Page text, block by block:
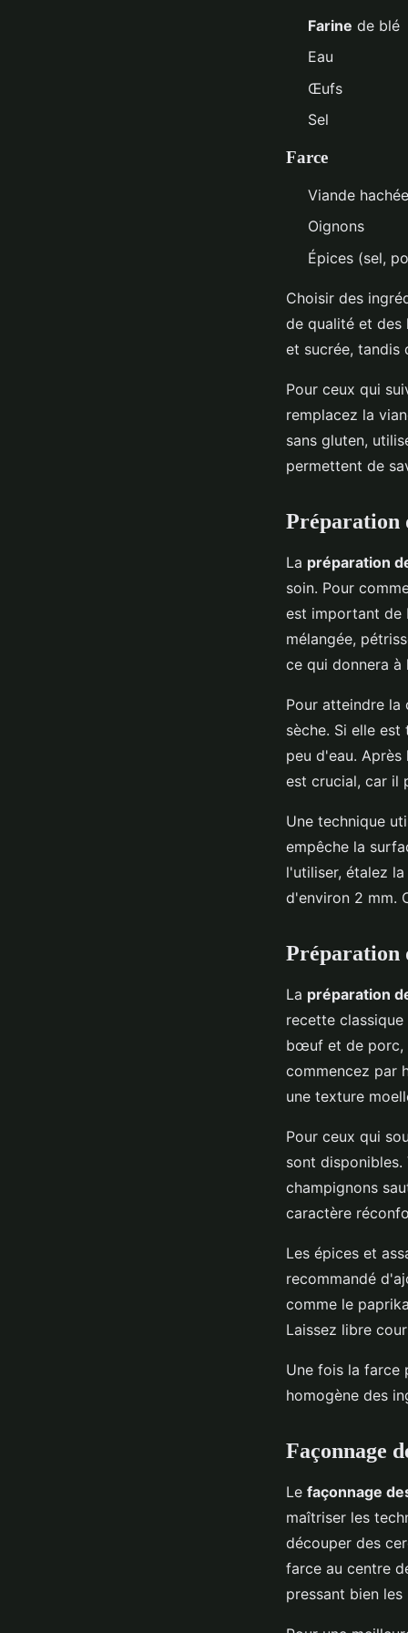
Farine de blé
Eau
Œufs
Sel
Farce
Viande
Oignons
Épices (sel,
Choisir des
de qualité et des
et sucrée, tandis
Pour ceux qui
remplacez la
sans gluten,
permettent de
Préparation
La préparation
soin. Pour
est important de
mélangée,
ce qui donnera à
Pour atteindre
sèche. Si elle
peu d'eau.
est crucial, car il
Une technique
empêche la
l'utiliser, étalez
d'environ 2 mm.
Préparation
La préparation
recette
bœuf et de porc,
commencez par
une texture
Pour ceux qui
sont disponibles.
champignons
caractère
Les épices et
recommandé
comme le
Laissez libre
Une fois la farce
homogène des
Façonnage
Le façonnage
maîtriser les
découper des
farce au centre
pressant bien